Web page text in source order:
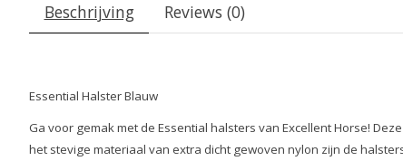
Beschrijving Reviews (0)
Essential Halster Blauw
Ga voor gemak met de Essential halsters van Excellent Horse!
het stevige materiaal van extra dicht gewoven nylon zijn de